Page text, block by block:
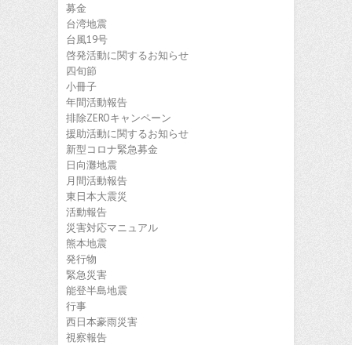
募金
台湾地震
台風19号
啓発活動に関するお知らせ
四旬節
小冊子
年間活動報告
排除ZEROキャンペーン
援助活動に関するお知らせ
新型コロナ緊急募金
日向灘地震
月間活動報告
東日本大震災
活動報告
災害対応マニュアル
熊本地震
発行物
緊急災害
能登半島地震
行事
西日本豪雨災害
視察報告